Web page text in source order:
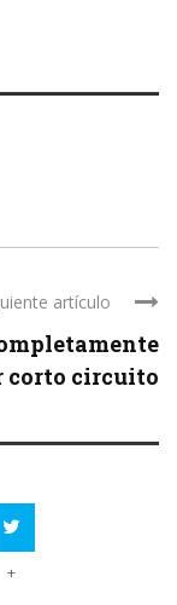
artículo
corto circuito
+